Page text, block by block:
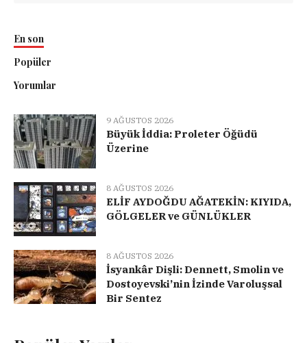
En son
Popüler
Yorumlar
9 AĞUSTOS 2026
Büyük İddia: Proleter Öğüdü
Üzerine
8 AĞUSTOS 2026
ELİF AYDOĞDU AĞATEKİN: KIYIDA,
GÖLGELER ve GÜNLÜKLER
8 AĞUSTOS 2026
İsyankâr Dişli: Dennett, Smolin ve
Dostoyevski’nin İzinde Varoluşsal
Bir Sentez